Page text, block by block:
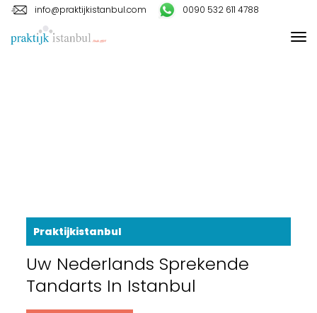
info@praktijkistanbul.com 0090 532 611 4788
Praktijkistanbul
Uw Nederlands Sprekende
Tandarts In Istanbul